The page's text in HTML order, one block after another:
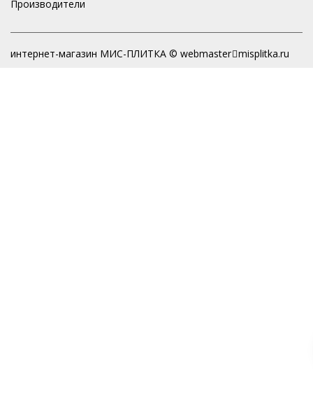
Производители
интернет-магазин МИС-ПЛИТКА © webmaster misplitka.ru